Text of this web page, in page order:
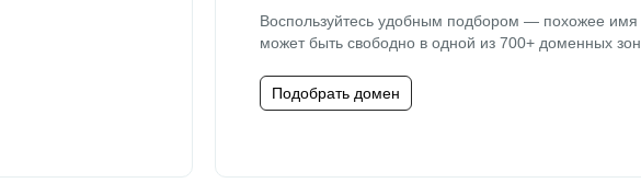
Воспользуйтесь удобным подбором — похожее имя
может быть свободно в одной из 700+ доменных зон.
Подобрать домен